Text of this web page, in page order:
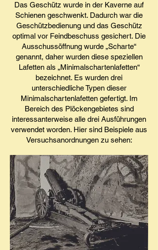
Das Geschütz wurde in der Kaverne auf
Schienen geschwenkt. Dadurch war die
Geschützbedienung und das Geschütz
optimal vor Feindbeschuss gesichert. Die
Ausschussöffnung wurde „Scharte“
genannt, daher wurden diese speziellen
Lafetten als „Minimalschartenlafetten“
bezeichnet. Es wurden drei
unterschiedliche Typen dieser
Minimalschartenlafetten gefertigt. Im
Bereich des Plöckengebietes sind
interessanterweise alle drei Ausführungen
verwendet worden. Hier sind Beispiele aus
Versuchsanordnungen zu sehen: